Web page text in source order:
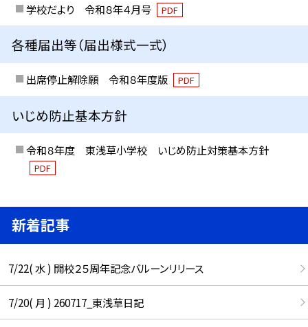
学校だより 令和８年４月号 PDF
各種届出等（届出様式一式）
出席停止解除願 令和８年度版 PDF
いじめ防止基本方針
令和８年度 東浅草小学校 いじめ防止対策基本方針
PDF
新着記事
7/22( 水 ) 開校２５周年記念バルーンリリース
7/20( 月 ) 260717_東浅草日記